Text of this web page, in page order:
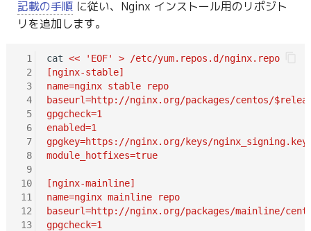
記載の手順に従い、Nginx インストール用のリポジト
リを追加します。
1
2
3
4
5
6
7
8
9
10
11
12
13
cat << 'EOF' > /etc/yum.repos.d/nginx.repo
[nginx-stable]
name=nginx stable repo
baseurl=http://nginx.org/packages/centos/
gpgcheck=1
enabled=1
gpgkey=https://nginx.org/keys/nginx_signing.key
module_hotfixes=true
[nginx-mainline]
name=nginx mainline repo
baseurl=http://nginx.org/packages/mainline/
gpgcheck=1